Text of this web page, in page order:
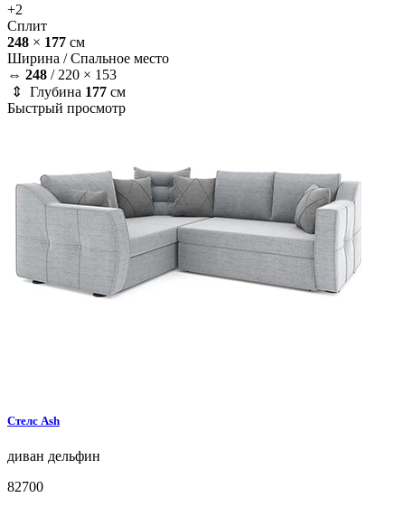
+2
Сплит
248 × 177 см
Ширина /Спальное место
⇔ 248 / 220 × 153
⇕ Глубина 177 см
Быстрый просмотр
Стелс Ash
диван дельфин
82700